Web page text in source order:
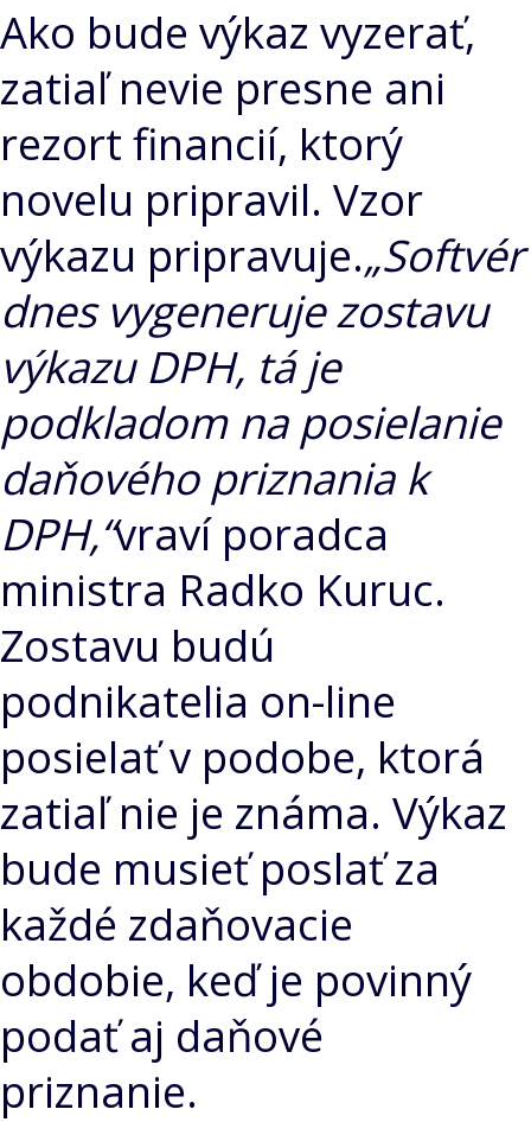
Ako bude výkaz vyzerať,
zatiaľ nevie presne ani
rezort financií, ktorý
novelu pripravil. Vzor
výkazu pripravuje.„Softvér
dnes vygeneruje zostavu
výkazu DPH, tá je
podkladom na posielanie
daňového priznania k
DPH,“vraví poradca
ministra Radko Kuruc.
Zostavu budú
podnikatelia on-line
posielať v podobe, ktorá
zatiaľ nie je známa. Výkaz
bude musieť poslať za
každé zdaňovacie
obdobie, keď je povinný
podať aj daňové
priznanie.